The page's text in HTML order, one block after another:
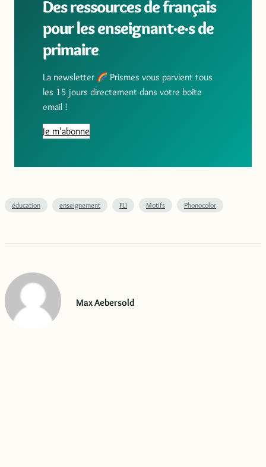
Des ressources de français
pour les enseignant·e·s de
primaire
La newsletter
Prismes vous parvient tous
les 15 jours directement dans votre boîte
email !
Je m’abonne
éducation enseignement FLI Motifs Phonocolor
Max Aebersold